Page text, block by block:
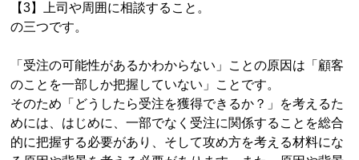
【3】上司や周囲に相談すること。
の三つです。
「受注の可能性があるかわからない」ことの原因は「顧客
のことを一部しか把握していない」ことです。
そのため「どうしたら受注を獲得できるか？」を考えるた
めには、はじめに、一部でなく受注に関係することを総合
的に把握する必要があり、そして攻め方を考える材料にな